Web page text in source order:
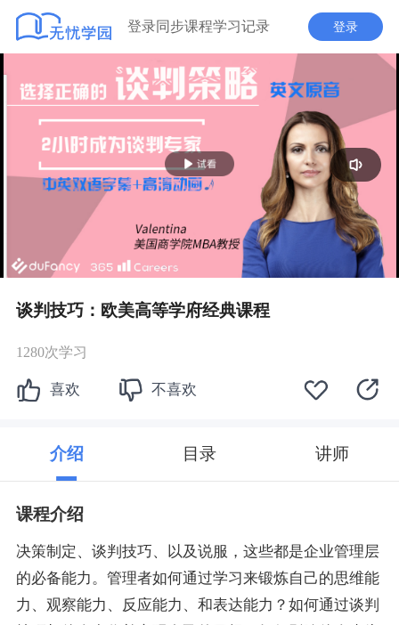
登录同步课程学习记录 登录
播
放
谈判技巧：欧美高等学府经典课程
1280次学习
喜欢 不喜欢
介绍 目录 讲师
课程介绍
决策制定、谈判技巧、以及说服，这些都是企业管理层
的必备能力。管理者如何通过学习来锻炼自己的思维能
力、观察能力、反应能力、和表达能力？如何通过谈判